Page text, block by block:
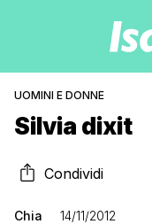
UOMINI E DONNE
Silvia dixit
Condividi
Chia 14/11/2012